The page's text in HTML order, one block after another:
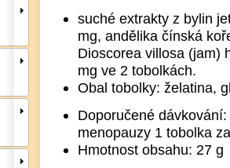
suché extrakty z bylin
mg, andělika čínská
Dioscorea villosa (jam)
mg ve 2 tobolkách.
Obal tobolky: želatina,
Doporučené
menopauzy 1 tobolka
Hmotnost obsahu: 27 g